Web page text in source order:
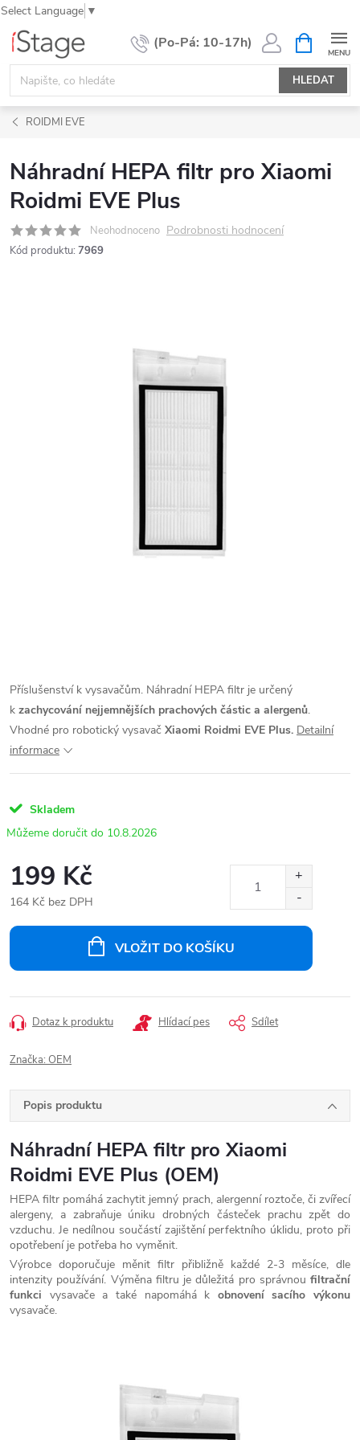
Select Language ▼
Přejít
obsah
HLEDAT
NÁKUPNÍ
KOŠÍK
ROIDMI EVE
Náhradní HEPA filtr pro Xiaomi
Roidmi EVE Plus
Neohodnoceno Podrobnosti hodnocení
Kód produktu: 7969
Příslušenství k vysavačům. Náhradní HEPA filtr je určený
k zachycování nejjemnějších prachových částic a alergenů.
Vhodné pro robotický vysavač Xiaomi Roidmi EVE Plus. Detailní
informace
Skladem
10.8.2026
199 Kč
164 Kč bez DPH
VLOŽIT DO KOŠÍKU
Dotaz k produktu Hlídací pes Sdílet
Značka: OEM
Popis produktu
Náhradní HEPA filtr pro Xiaomi
Roidmi EVE Plus (OEM)
HEPA filtr pomáhá zachytit jemný prach, alergenní roztoče, či zvířecí
alergeny, a zabraňuje úniku drobných částeček prachu zpět do
vzduchu. Je nedílnou součástí zajištění perfektního úklidu, proto při
opotřebení je potřeba ho vyměnit.
Výrobce doporučuje měnit filtr přibližně každé 2-3 měsíce, dle
intenzity používání. Výměna filtru je důležitá pro správnou filtrační
funkci vysavače a také napomáhá k obnovení sacího výkonu
vysavače.